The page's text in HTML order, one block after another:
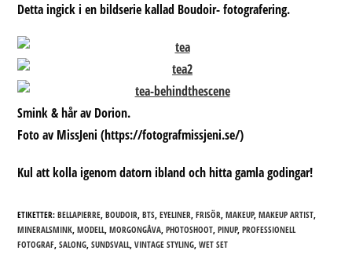
Detta ingick i en bildserie kallad Boudoir- fotografering.
Smink & hår av Dorion.
Foto av MissJeni (https://fotografmissjeni.se/)
Kul att kolla igenom datorn ibland och hitta gamla godingar!
ETIKETTER:BELLAPIERRE, BOUDOIR, BTS, EYELINER, FRISÖR, MAKEUP, MAKEUP ARTIST,
MINERALSMINK, MODELL, MORGONGÅVA, PHOTOSHOOT, PINUP, PROFESSIONELL
FOTOGRAF, SALONG, SUNDSVALL, VINTAGE STYLING, WET SET